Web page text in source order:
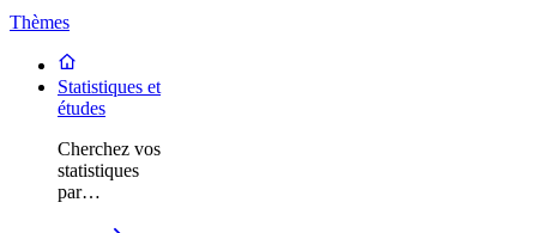
Thèmes
Statistiques et
études
Cherchez vos
statistiques
par…